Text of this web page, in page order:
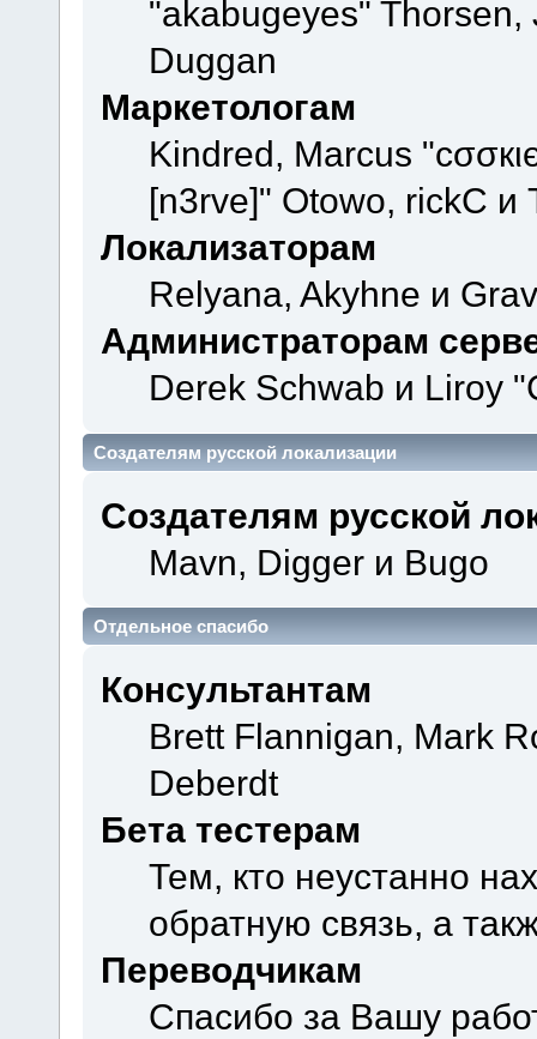
"akabugeyes"
Duggan
Маркетологам
Kindred, Marcus
[n3rve]" Otowo, rickC и
Локализаторам
Relyana, Akyhne и
Администраторам
Derek Schwab и Liroy
Создателям русской локализации
Создателям русской
Mavn, Digger и Bugo
Отдельное спасибо
Консультантам
Brett Flannigan, Mark
Deberdt
Бета тестерам
Тем, кто неустанно
обратную связь, а
Переводчикам
Спасибо за Вашу